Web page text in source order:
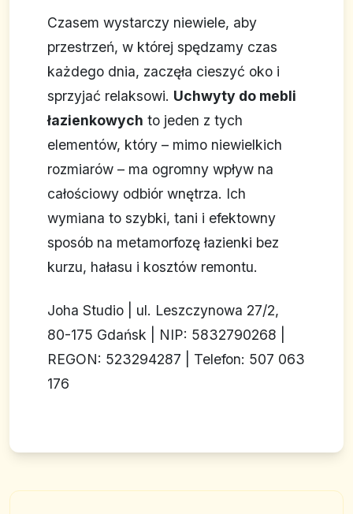
Czasem wystarczy niewiele, aby
przestrzeń, w której spędzamy czas
każdego dnia, zaczęła cieszyć oko i
sprzyjać relaksowi. Uchwyty do mebli
łazienkowych to jeden z tych
elementów, który – mimo niewielkich
rozmiarów – ma ogromny wpływ na
całościowy odbiór wnętrza. Ich
wymiana to szybki, tani i efektowny
sposób na metamorfozę łazienki bez
kurzu, hałasu i kosztów remontu.
Joha Studio | ul. Leszczynowa 27/2,
80-175 Gdańsk | NIP: 5832790268 |
REGON: 523294287 | Telefon: 507 063
176